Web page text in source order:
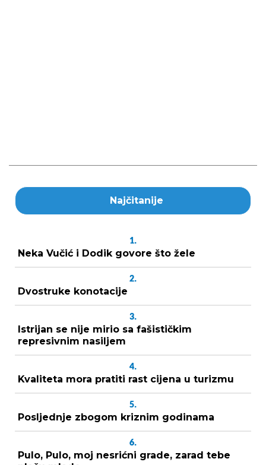
Najčitanije
1.
Neka Vučić i Dodik govore što žele
2.
Dvostruke konotacije
3.
Istrijan se nije mirio sa fašističkim
represivnim nasiljem
4.
Kvaliteta mora pratiti rast cijena u turizmu
5.
Posljednje zbogom kriznim godinama
6.
Pulo, Pulo, moj nesrićni grade, zarad tebe